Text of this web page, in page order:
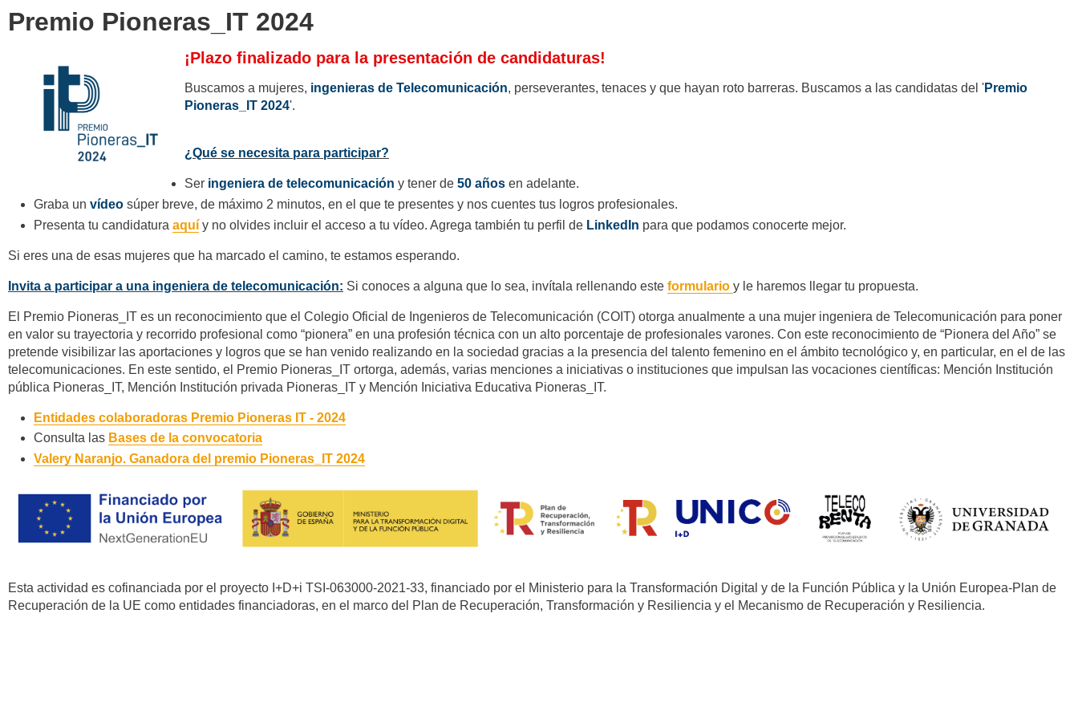
Premio Pioneras_IT 2024
¡Plazo finalizado para la presentación de candidaturas!
Buscamos a mujeres, ingenieras de Telecomunicación, perseverantes, tenaces y que hayan roto barreras. Buscamos a las candidatas del 'Premio
Pioneras_IT 2024'.
¿Qué se necesita para participar?
Ser ingeniera de telecomunicación y tener de 50 años en adelante.
Graba un vídeo súper breve, de máximo 2 minutos, en el que te presentes y nos cuentes tus logros profesionales.
Presenta tu candidatura aquíy no olvides incluir el acceso a tu vídeo. Agrega también tu perfil de LinkedIn para que podamos conocerte mejor.
Si eres una de esas mujeres que ha marcado el camino, te estamos esperando.
Invita a participar a una ingeniera de telecomunicación: Si conoces a alguna que lo sea, invítala rellenando este formulario y le haremos llegar tu propuesta.
El Premio Pioneras_IT es un reconocimiento que el Colegio Oficial de Ingenieros de Telecomunicación (COIT) otorga anualmente a una mujer ingeniera de Telecomunicación para poner
en valor su trayectoria y recorrido profesional como “pionera” en una profesión técnica con un alto porcentaje de profesionales varones. Con este reconocimiento de “Pionera del Año” se
pretende visibilizar las aportaciones y logros que se han venido realizando en la sociedad gracias a la presencia del talento femenino en el ámbito tecnológico y, en particular, en el de las
telecomunicaciones. En este sentido, el Premio Pioneras_IT ortorga, además, varias menciones a iniciativas o instituciones que impulsan las vocaciones científicas: Mención Institución
pública Pioneras_IT, ​Mención Institución privada Pioneras_IT​ y Mención Iniciativa Educativa Pioneras_IT.
Entidades colaboradoras Premio Pioneras IT - 2024
Consulta las Bases de la convocatoria
Valery Naranjo. Ganadora del premio Pioneras_IT 2024
Esta actividad es cofinanciada por el proyecto I+D+i TSI-063000-2021-33, financiado por el Ministerio para la Transformación Digital y de la Función Pública y la Unión Europea-Plan de
Recuperación de la UE como entidades financiadoras, en el marco del Plan de Recuperación, Transformación y Resiliencia y el Mecanismo de Recuperación y Resiliencia.